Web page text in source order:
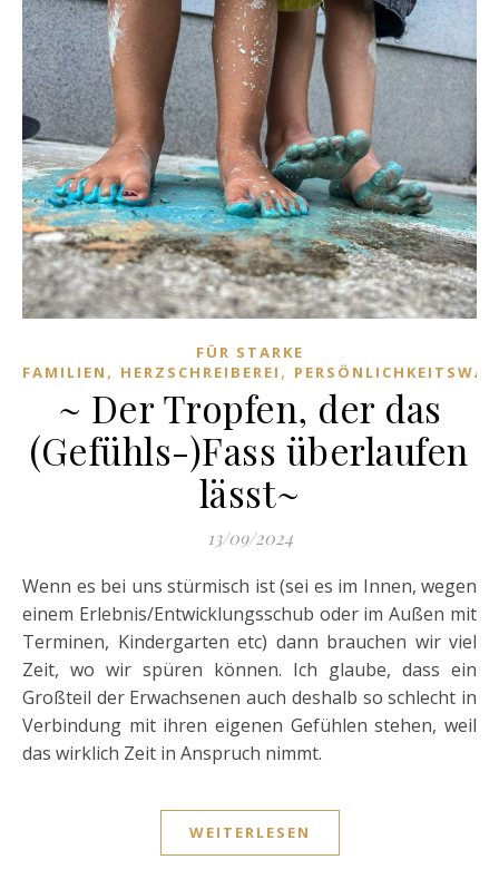
FÜR STARKE
FAMILIEN , HERZSCHREIBEREI ,
~ Der Tropfen, der das
(Gefühls-)Fass überlaufen
lässt~
13/09/2024
Wenn es bei uns stürmisch ist (sei es im Innen, wegen
einem Erlebnis/Entwicklungsschub oder im Außen mit
Terminen, Kindergarten etc) dann brauchen wir viel
Zeit, wo wir spüren können. Ich glaube, dass ein
Großteil der Erwachsenen auch deshalb so schlecht in
Verbindung mit ihren eigenen Gefühlen stehen, weil
das wirklich Zeit in Anspruch nimmt.
WEITERLESEN